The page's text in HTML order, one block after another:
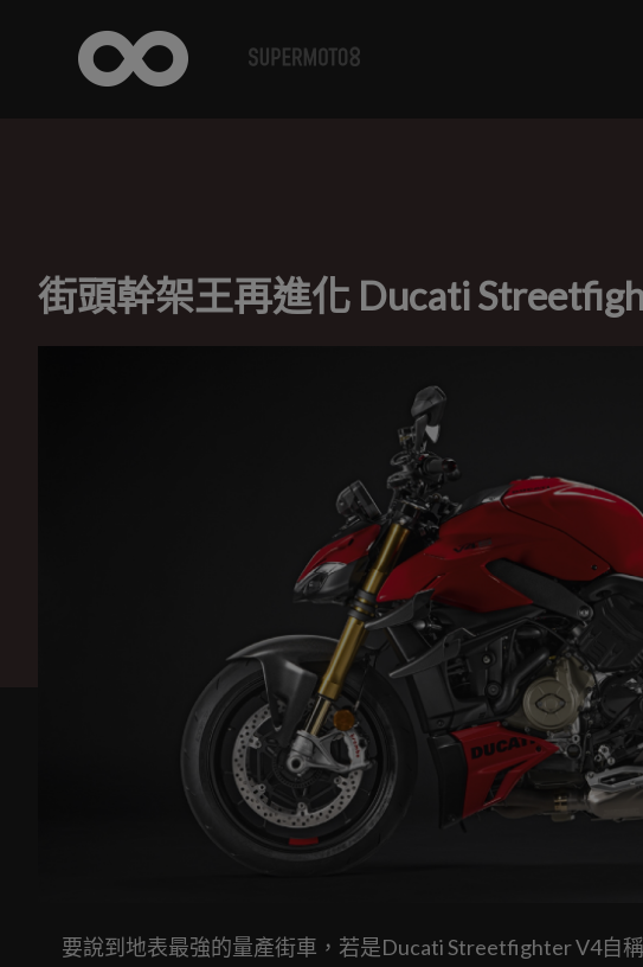
街頭幹架王再進化 Ducati
要說到地表最強的量產街車，若是Ducati Streetfighter V4自